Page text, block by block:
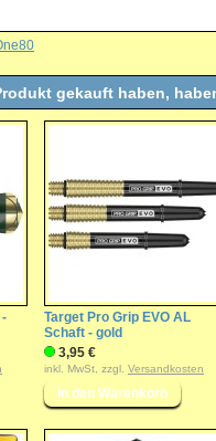
gekauft haben,
Target Pro Grip EVO AL
Schaft - gold
3,95 €
inkl. MwSt, zzgl. Versandkosten